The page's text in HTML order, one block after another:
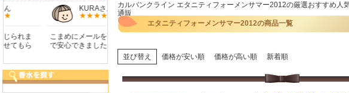
カルバンクライン エタニティフォーメンサマー2012の厳選おすすめ
通販
エタニティフォーメンサマー2012の商品一覧
並び替え 価格が安い順 価格が高い順 新着順
KURAさん
こまめにメールを頂けたの
で安心できました。
しらすさん
もらいます！
MMさん
た。